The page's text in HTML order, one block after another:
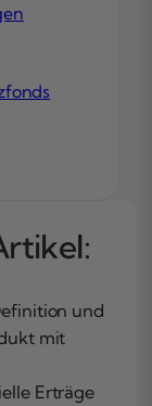
und
mit
Erträge